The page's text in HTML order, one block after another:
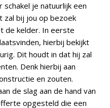
schakel je natuurlijk een
zal bij jou op bezoek
de kelder. In eerste
hierbij bekijkt
Dit houdt in dat hij zal
Denk hierbij aan
en zouten.
de slag aan de hand van
opgesteld die een